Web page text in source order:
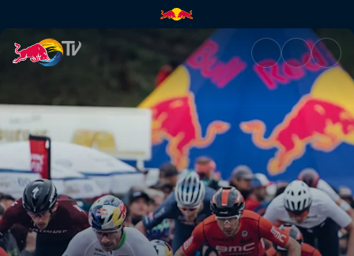
Shorttrack (XCC) Recap –